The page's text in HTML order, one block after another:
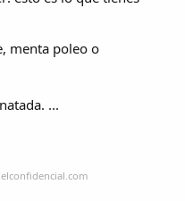
menta poleo o
...